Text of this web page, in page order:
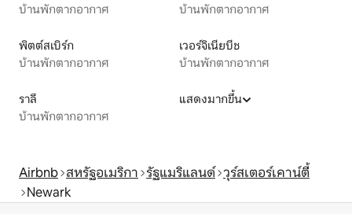
บ้านพักตากอากาศ
บ้านพักตากอากาศ
พิตต์สเบิร์ก
บ้านพักตากอากาศ
เวอร์จิเนียบีช
บ้านพักตากอากาศ
ราลี
บ้านพักตากอากาศ
แสดงมากขึ้น
Airbnb สหรัฐอเมริกา รัฐแมริแลนด์ วุร์สเตอร์เคาน์ตี้
Newark